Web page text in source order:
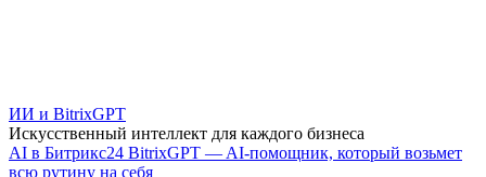
ИИ и BitrixGPT
Искусственный интеллект для каждого бизнеса
AI в Битрикс24 BitrixGPT — AI-помощник, который возьмет
всю рутину на себя